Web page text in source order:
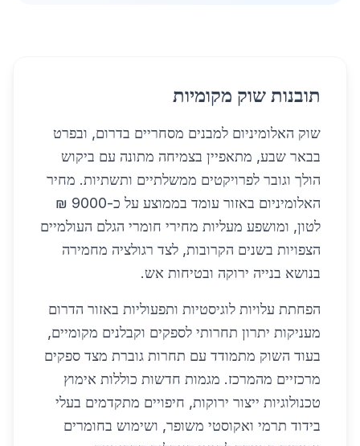
תובנות שוק מקומיות
שוק האלומיניום למבנים מסחריים בדרום, ובפרט
בבאר שבע, מתאפיין בצמיחה מתונה עם ביקוש
הולך וגובר לפרויקטים ממשלתיים ותשתיות. מחיר
האלומיניום באזור עומד בממוצע על כ-9000 ₪
לטון, ומושפע מעליות מחירי חומרי הגלם העולמיים
הצפויות בשנים הקרובות, לצד רגולציה מחמירה
בנושא בנייה ירוקה ובטיחות אש.
הפחתת עלויות לוגיסטיות ותפעוליות באזור הדרום
מעניקות יתרון תחרותי לספקים וקבלנים מקומיים,
בעוד השוק מתמודד עם תחרות גוברת מצד ספקים
מרכזיים מהמרכז. מגמות חדשות כוללות אימוץ
טכנולוגיות ייצור ירוקות, חיפויים מתקדמים בעלי
בידוד תרמי ואקוסטי משופר, ושימוש בחומרים